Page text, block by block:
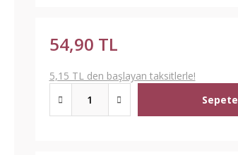
54,90 TL
5,15 TL den başlayan taksitlerle!